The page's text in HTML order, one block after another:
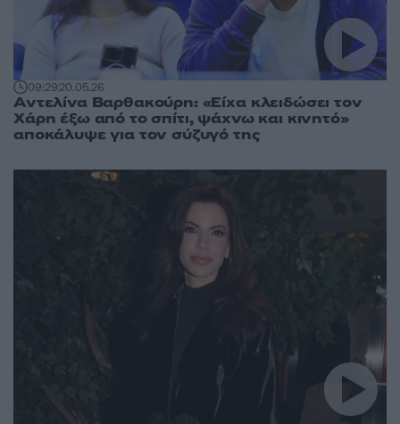
09:2920.05.26
Αντελίνα Βαρθακούρη: «Είχα κλειδώσει τον
Χάρη έξω από το σπίτι, ψάχνω και κινητό»
αποκάλυψε για τον σύζυγό της